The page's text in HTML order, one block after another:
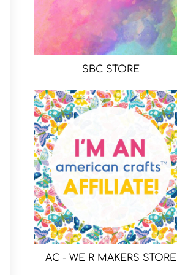
SBC STORE
AC - WE R MAKERS STORE